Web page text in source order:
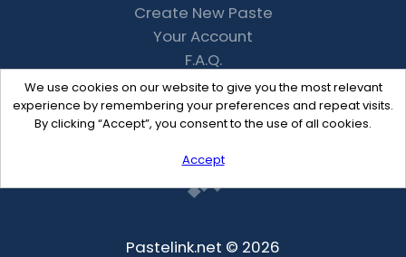
We use cookies on our website to give you the most relevant
experience by remembering your preferences and repeat visits.
By clicking “Accept”, you consent to the use of all cookies.
Accept
Create New Paste
Your Account
F.A.Q.
Recent
Contact
Pastelink.net © 2026